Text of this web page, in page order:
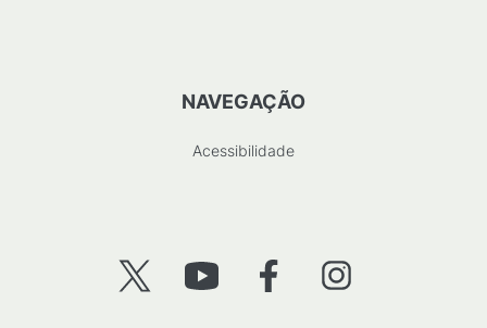
NAVEGAÇÃO
Acessibilidade